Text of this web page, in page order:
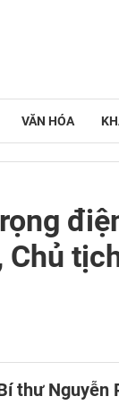
VĂN HÓA
thư